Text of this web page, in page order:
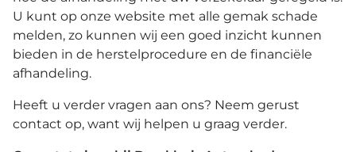
U kunt op onze website met alle gemak schade
melden, zo kunnen wij een goed inzicht kunnen
bieden in de herstelprocedure en de financiële
afhandeling.
Heeft u verder vragen aan ons? Neem gerust
contact op, want wij helpen u graag verder.